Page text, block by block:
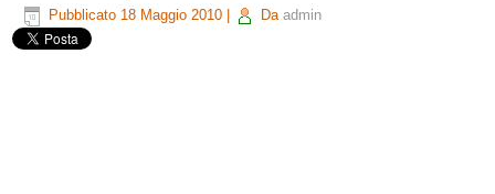
Pubblicato 18 Maggio 2010 Da admin